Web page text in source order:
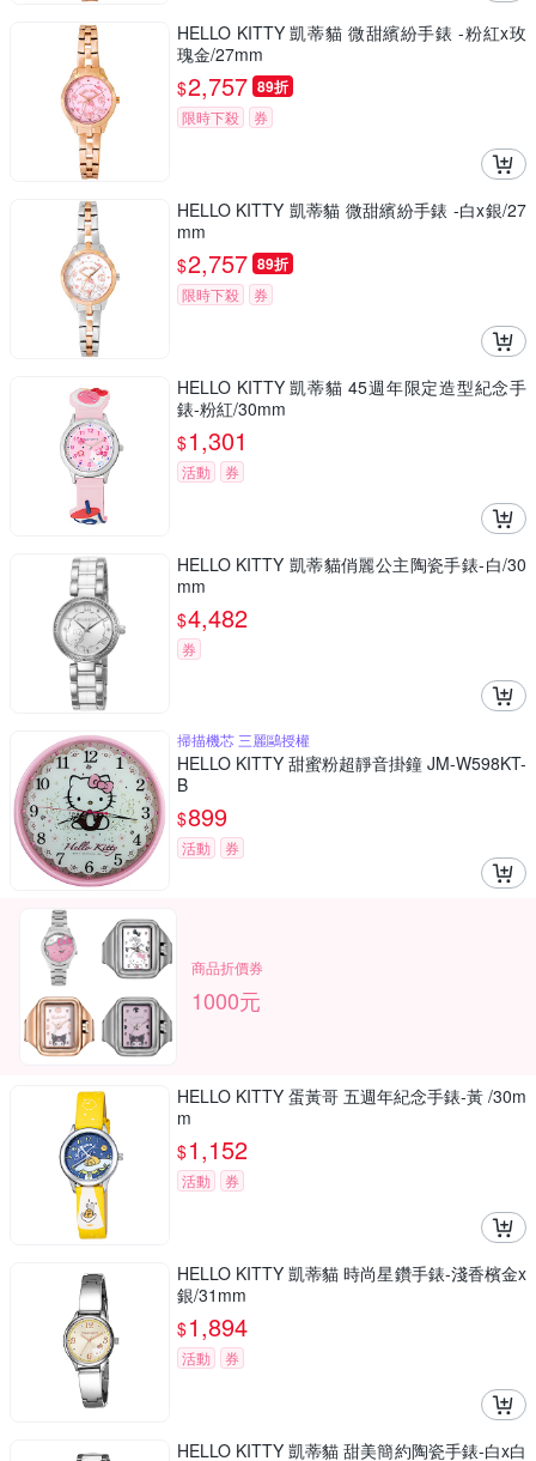
HELLO KITTY 凱蒂貓 微甜繽紛手錶 -粉紅x玫
瑰金/27mm
$2,757 89折
限時下殺 券
HELLO KITTY 凱蒂貓 微甜繽紛手錶 -白x銀/27
mm
$2,757 89折
限時下殺 券
HELLO KITTY 凱蒂貓 45週年限定造型紀念手
錶-粉紅/30mm
$1,301
活動 券
HELLO KITTY 凱蒂貓俏麗公主陶瓷手錶-白/30
mm
$4,482
券
掃描機芯 三麗鷗授權
HELLO KITTY 甜蜜粉超靜音掛鐘 JM-W598KT-
B
$899
活動 券
商品折價券
1000元
HELLO KITTY 蛋黃哥 五週年紀念手錶-黃 /30m
m
$1,152
活動 券
HELLO KITTY 凱蒂貓 時尚星鑽手錶-淺香檳金x
銀/31mm
$1,894
活動 券
HELLO KITTY 凱蒂貓 甜美簡約陶瓷手錶-白x白